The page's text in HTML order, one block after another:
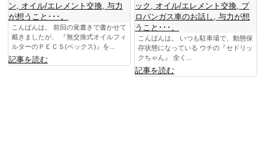
ン
オイル/エレメント交換 与力
が想うこと･･･。
こんばんは。 前回の覚書きで書かせて
戴きましたが、 『無交換式オイルフィ
ルターのＰＥＣＳ(ペックス)』を...
記事を読む
ック
オイル/エレメント交換 プ
ロパンガス車のお話し
,与力が想
うこと･･･。
こんばんは。 いつも駐車場で、動態保
存状態になっている ウチの『セドリッ
クちゃん』 全く...
記事を読む